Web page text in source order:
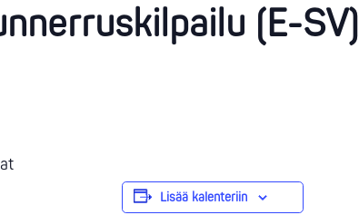
(E-SV)
Lisää kalenteriin